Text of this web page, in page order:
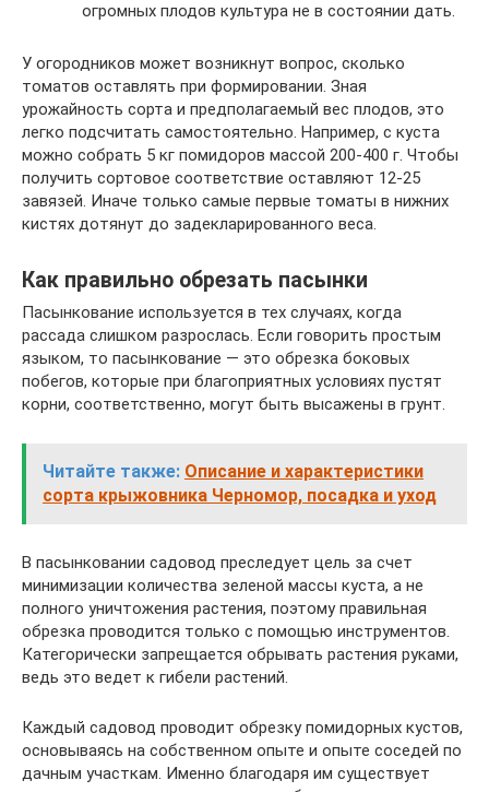
огромных плодов культура не в состоянии дать.
У огородников может возникнут вопрос, сколько
томатов оставлять при формировании. Зная
урожайность сорта и предполагаемый вес плодов, это
легко подсчитать самостоятельно. Например, с куста
можно собрать 5 кг помидоров массой 200-400 г. Чтобы
получить сортовое соответствие оставляют 12-25
завязей. Иначе только самые первые томаты в нижних
кистях дотянут до задекларированного веса.
Как правильно обрезать пасынки
Пасынкование используется в тех случаях, когда
рассада слишком разрослась. Если говорить простым
языком, то пасынкование — это обрезка боковых
побегов, которые при благоприятных условиях пустят
корни, соответственно, могут быть высажены в грунт.
Читайте также: Описание и характеристики
сорта крыжовника Черномор, посадка и уход
В пасынковании садовод преследует цель за счет
минимизации количества зеленой массы куста, а не
полного уничтожения растения, поэтому правильная
обрезка проводится только с помощью инструментов.
Категорически запрещается обрывать растения руками,
ведь это ведет к гибели растений.
Каждый садовод проводит обрезку помидорных кустов,
основываясь на собственном опыте и опыте соседей по
дачным участкам. Именно благодаря им существует